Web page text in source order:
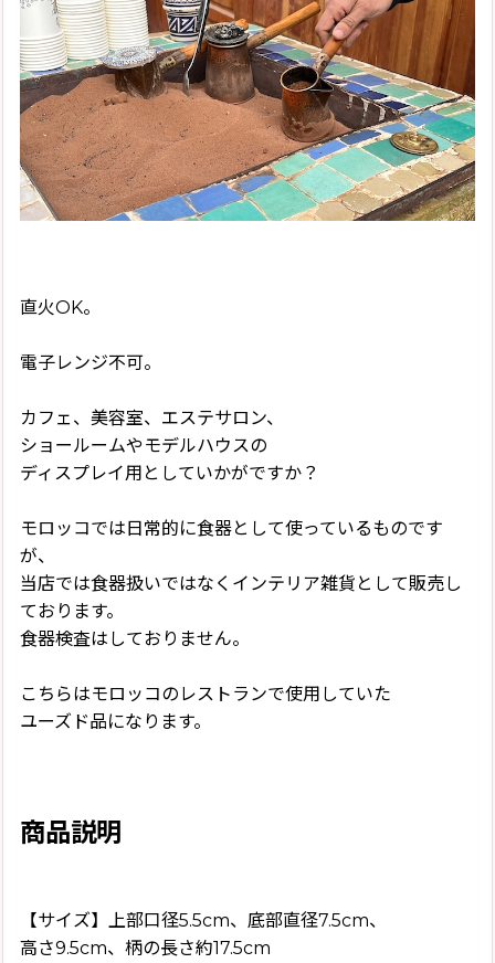
直火OK。
電子レンジ不可。
カフェ、美容室、エステサロン、
ショールームやモデルハウスの
ディスプレイ用としていかがですか？
モロッコでは日常的に食器として使っているものです
が、
当店では食器扱いではなくインテリア雑貨として販売し
ております。
食器検査はしておりません。
こちらはモロッコのレストランで使用していた
ユーズド品になります。
商品説明
【サイズ】上部口径5.5cm、底部直径7.5cm、
高さ9.5cm、柄の長さ約17.5cm